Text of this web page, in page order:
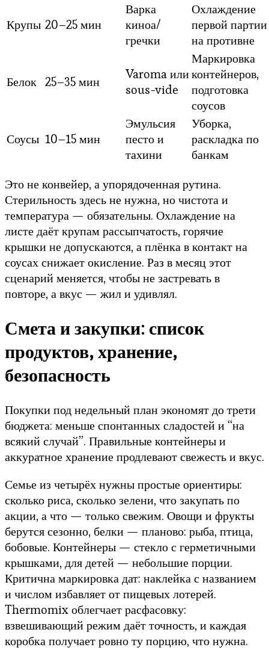
Крупы 20–25 мин
Варка
киноа/
гречки
Охлаждение
первой партии
на противне
Белок 25–35 мин
Varoma или
sous-vide
Маркировка
контейнеров,
подготовка
соусов
Соусы 10–15 мин
Эмульсия
песто и
тахини
Уборка,
раскладка по
банкам
Это не конвейер, а упорядоченная рутина.
Стерильность здесь не нужна, но чистота и
температура — обязательны. Охлаждение на
листе даёт крупам рассыпчатость, горячие
крышки не допускаются, а плёнка в контакт на
соусах снижает окисление. Раз в месяц этот
сценарий меняется, чтобы не застревать в
повторе, а вкус — жил и удивлял.
Смета и закупки: список
продуктов, хранение,
безопасность
Покупки под недельный план экономят до трети
бюджета: меньше спонтанных сладостей и “на
всякий случай”. Правильные контейнеры и
аккуратное хранение продлевают свежесть и вкус.
Семье из четырёх нужны простые ориентиры:
сколько риса, сколько зелени, что закупать по
акции, а что — только свежим. Овощи и фрукты
берутся сезонно, белки — планово: рыба, птица,
бобовые. Контейнеры — стекло с герметичными
крышками, для детей — небольшие порции.
Критична маркировка дат: наклейка с названием
и числом избавляет от пищевых лотерей.
Thermomix облегчает расфасовку:
взвешивающий режим даёт точность, и каждая
коробка получает ровно ту порцию, что нужна.